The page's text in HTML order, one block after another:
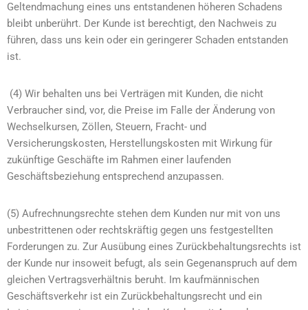
Geltendmachung eines uns entstandenen höheren Schadens
bleibt unberührt. Der Kunde ist berechtigt, den Nachweis zu
führen, dass uns kein oder ein geringerer Schaden entstanden
ist.
(4) Wir behalten uns bei Verträgen mit Kunden, die nicht
Verbraucher sind, vor, die Preise im Falle der Änderung von
Wechselkursen, Zöllen, Steuern, Fracht- und
Versicherungskosten, Herstellungskosten mit Wirkung für
zukünftige Geschäfte im Rahmen einer laufenden
Geschäftsbeziehung entsprechend anzupassen.
(5) Aufrechnungsrechte stehen dem Kunden nur mit von uns
unbestrittenen oder rechtskräftig gegen uns festgestellten
Forderungen zu. Zur Ausübung eines Zurückbehaltungsrechts ist
der Kunde nur insoweit befugt, als sein Gegenanspruch auf dem
gleichen Vertragsverhältnis beruht. Im kaufmännischen
Geschäftsverkehr ist ein Zurückbehaltungsrecht und ein